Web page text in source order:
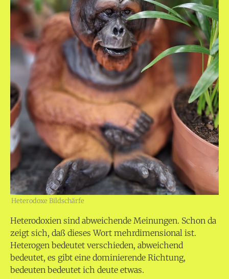
Heterodoxe Bildschärfe
Heterodoxien sind abweichende Meinungen. Schon da
zeigt sich, daß dieses Wort mehrdimensional ist.
Heterogen bedeutet verschieden, abweichend
bedeutet, es gibt eine dominierende Richtung,
bedeuten bedeutet ich deute etwas.